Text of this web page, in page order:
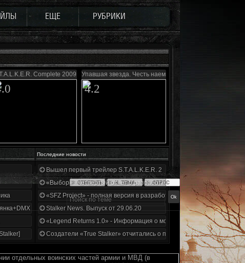
ЕЩЕ РУБРИКИ
Complete 2009 Упавшая звезда. Честь наемника
4.2
Последние новости
1.3.5.ООП.МА.К.
Вышел первый трейлер S.T.A.L.K.E.R. 2
«Выбор» - четвертый отчет о разработке!
«SFZ Project» - полная версия в разработке!
Stalker News. Выпуск от 29.06.20
«Legend Returns 1.0» - Информация о моде за июнь 2020
Создатели «True Stalker» отчитались о проделанной работе
отдельных воинских частей армии и МВД (в